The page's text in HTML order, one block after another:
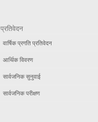
प्रतिवेदन
वार्षिक प्रगति प्रतिवेदन
आर्थिक विवरण
सार्वजनिक सुनुवाई
सार्वजनिक परीक्षण